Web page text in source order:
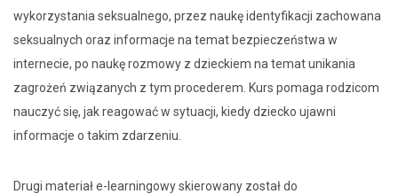
wykorzystania seksualnego, przez naukę identyfikacji zachowana
seksualnych oraz informacje na temat bezpieczeństwa w
internecie, po naukę rozmowy z dzieckiem na temat unikania
zagrożeń związanych z tym procederem. Kurs pomaga rodzicom
nauczyć się, jak reagować w sytuacji, kiedy dziecko ujawni
informacje o takim zdarzeniu.
Drugi materiał e-learningowy skierowany został do